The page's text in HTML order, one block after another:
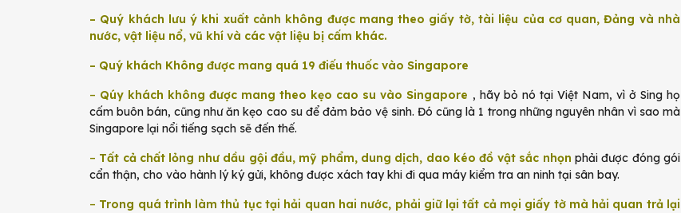
– Quý khách lưu ý khi xuất cảnh không được mang theo giấy tờ, tài liệu của cơ quan, Đảng và nhà
nước, vật liệu nổ, vũ khí và các vật liệu bị cấm khác.
– Quý khách Không được mang quá 19 điếu thuốc vào Singapore
– Qúy khách không được mang theo kẹo cao su vào Singapore , hãy bỏ nó tại Việt Nam, vì ở Sing họ
cấm buôn bán, cũng như ăn kẹo cao su để đảm bảo vệ sinh. Đó cũng là 1 trong những nguyên nhân vì sao mà
Singapore lại nổi tiếng sạch sẽ đến thế.
– Tất cả chất lỏng như dầu gội đầu, mỹ phẩm, dung dịch, dao kéo đồ vật sắc nhọn phải được đóng gói
cẩn thận, cho vào hành lý ký gửi, không được xách tay khi đi qua máy kiểm tra an ninh tại sân bay.
– Trong quá trình làm thủ tục tại hải quan hai nước, phải giữ lại tất cả mọi giấy tờ mà hải quan trả lại